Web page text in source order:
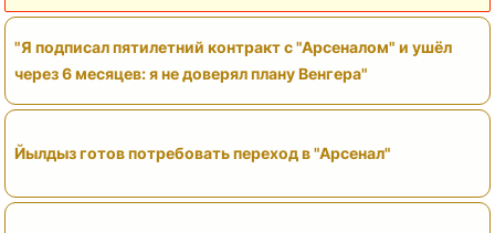
"Я подписал пятилетний контракт с "Арсеналом" и ушёл
через 6 месяцев: я не доверял плану Венгера"
Йылдыз готов потребовать переход в "Арсенал"